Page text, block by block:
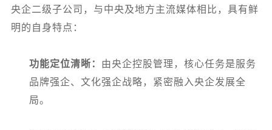
央企二级子公司，与中央及地方主流媒体相比，具有鲜
明的自身特点：
功能定位清晰： 由央企控股管理，核心任务是服务
品牌强企、文化强企战略，紧密融入央企发展全
局。